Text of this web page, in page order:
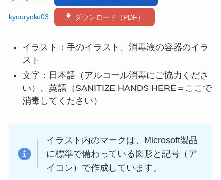
kyouryoku03 ダウンロード（PDF）
イラスト：手のイラスト、消毒液の容器のイラ
スト
文字：日本語（アルコール消毒にご協力くださ
い）、英語（SANITIZE HANDS HERE＝ここで
消毒してください）
イラスト内のマークは、Microsoft製品
に標準で備わっている図形と記号（ア
イコン）で作成しています。